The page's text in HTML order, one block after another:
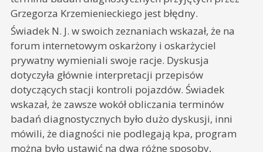
Grzegorza Krzemienieckiego jest błędny.
Świadek N. J. w swoich zeznaniach wskazał, że na
forum internetowym oskarżony i oskarżyciel
prywatny wymieniali swoje racje. Dyskusja
dotyczyła głównie interpretacji przepisów
dotyczących stacji kontroli pojazdów. Świadek
wskazał, że zawsze wokół obliczania terminów
badań diagnostycznych było dużo dyskusji, inni
mówili, że diagności nie podlegają kpa, program
można było ustawić na dwa różne sposoby,